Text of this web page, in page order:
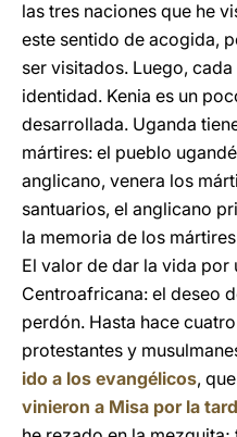
las tres naciones que he
este sentido de acogida,
ser visitados. Luego,
identidad. Kenia es un
desarrollada. Uganda
mártires: el pueblo
anglicano, venera los
santuarios, el anglicano
la memoria de los
El valor de dar la vida por
Centroafricana: el deseo
perdón. Hasta hace
protestantes y
ido a los evangélicos,
vinieron a Misa por la